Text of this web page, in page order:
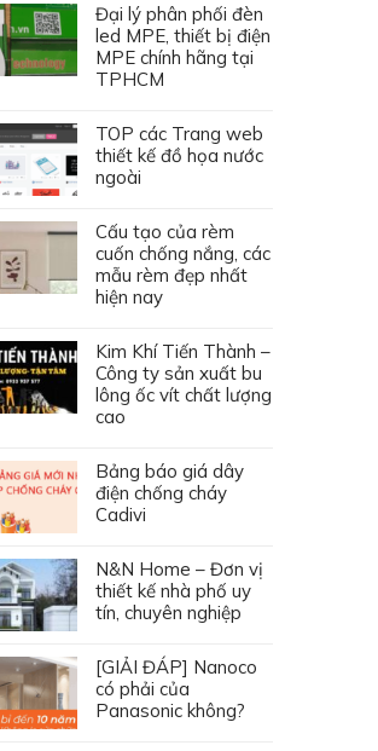
Đại lý phân phối đèn
led MPE, thiết bị điện
MPE chính hãng tại
TPHCM
TOP các Trang web
thiết kế đồ họa nước
ngoài
Cấu tạo của rèm
cuốn chống nắng, các
mẫu rèm đẹp nhất
hiện nay
Kim Khí Tiến Thành –
Công ty sản xuất bu
lông ốc vít chất lượng
cao
Bảng báo giá dây
điện chống cháy
Cadivi
N&N Home – Đơn vị
thiết kế nhà phố uy
tín, chuyên nghiệp
[GIẢI ĐÁP] Nanoco
có phải của
Panasonic không?